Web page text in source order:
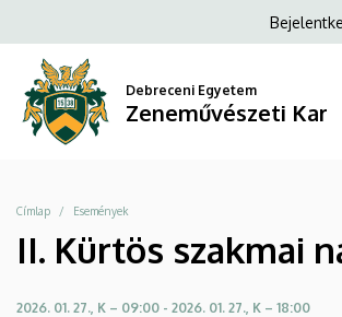
Kürtös
szakmai
nap
Zeneművészeti
Kar
a
tartalomra
Anonim
menüje
Debreceni Egyetem
Zeneművészeti Kar
Morzsa
Címlap Események
II. Kürtös szakmai
2026. 01. 27., K – 09:00 - 2026. 01. 27., K – 18:00